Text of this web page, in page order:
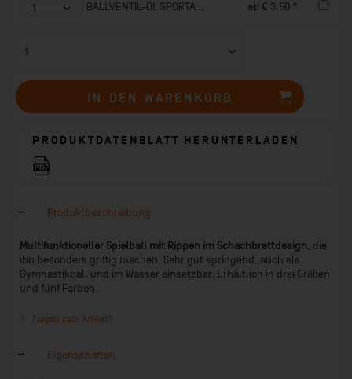
BALLVENTIL-ÖL SPORTASTIC 30 ml
ab € 3,50 *
IN DEN WARENKORB
PRODUKTDATENBLATT HERUNTERLADEN
Produktbeschreibung
Multifunktioneller Spielball mit Rippen im Schachbrettdesign, die
ihn besonders griffig machen. Sehr gut springend, auch als
Gymnastikball und im Wasser einsetzbar. Erhältlich in drei Größen
und fünf Farben.
Fragen zum Artikel?
Eigenschaften